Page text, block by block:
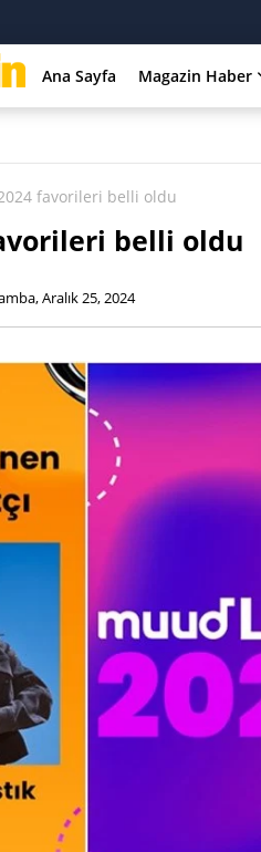
Ana Sayfa Magazin Haber
favorileri belli oldu
belli oldu
Aralık 25, 2024